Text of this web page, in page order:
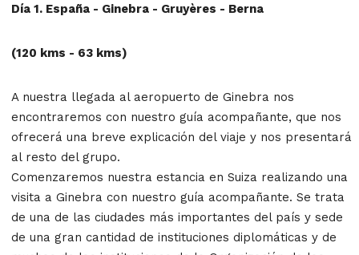
Día 1. España - Ginebra - Gruyères - Berna
(120 kms - 63 kms)
A nuestra llegada al aeropuerto de Ginebra nos
encontraremos con nuestro guía acompañante, que nos
ofrecerá una breve explicación del viaje y nos presentará
al resto del grupo.
Comenzaremos nuestra estancia en Suiza realizando una
visita a Ginebra con nuestro guía acompañante. Se trata
de una de las ciudades más importantes del país y sede
de una gran cantidad de instituciones diplomáticas y de